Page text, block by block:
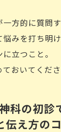
方的に質問
みを打ち明
立つこと。
おいてくださ
科の初診
伝え方の